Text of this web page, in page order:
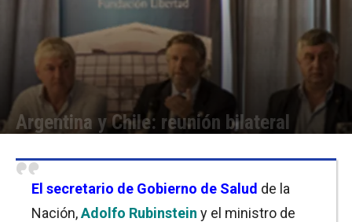
Argentina y Chile: reunión bilateral
El secretario de Gobierno de Salud de la
Nación,Adolfo Rubinstein y el ministro de